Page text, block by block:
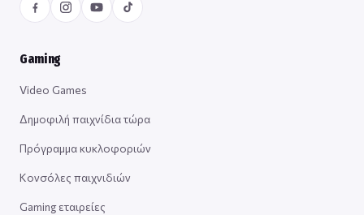
Gaming
Video Games
Δημοφιλή παιχνίδια τώρα
Πρόγραμμα κυκλοφοριών
Κονσόλες παιχνιδιών
Gaming εταιρείες